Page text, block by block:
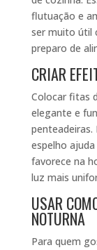
flutuação e
ser muito útil
preparo de
CRIAR
Colocar fitas
elegante e
penteadeiras.
espelho
favorece na
luz mais
USAR
NOTURNA
Para quem